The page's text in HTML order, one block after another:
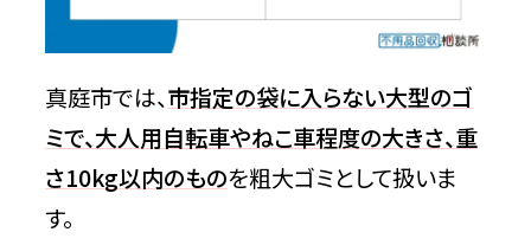
真庭市の粗大ゴミ以外のゴミ分別方法
生ゴミ
燃えるゴミ
真庭市では、市指定の袋に入らない大型のゴ
ミで、大人用自転車やねこ車程度の大きさ、重
さ10kg以内のものを粗大ゴミとして扱いま
す。